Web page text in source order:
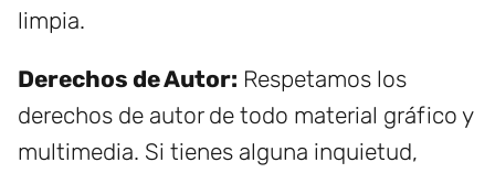
limpia.
Derechos de Autor: Respetamos los
derechos de autor de todo material gráfico y
multimedia. Si tienes alguna inquietud,